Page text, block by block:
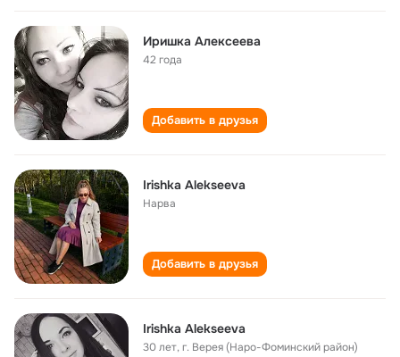
Иришка Алексеева
42 года
Добавить в друзья
Irishka Alekseeva
Нарва
Добавить в друзья
Irishka Alekseeva
30 лет,г. Верея (Наро-Фоминский район)